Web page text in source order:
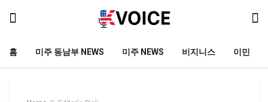
홈 미주 동남부 NEWS 미주 NEWS 비지니스 이민